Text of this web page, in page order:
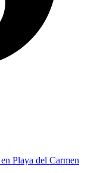
Playa del Carmen